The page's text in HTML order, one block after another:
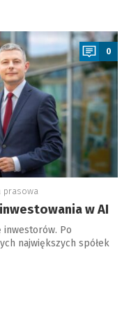
0
prasowa
w AI
inwestorów. Po
największych spółek